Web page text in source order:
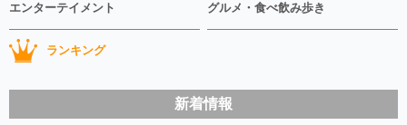
エンターテイメント グルメ・食べ飲み歩き
ランキング
新着情報